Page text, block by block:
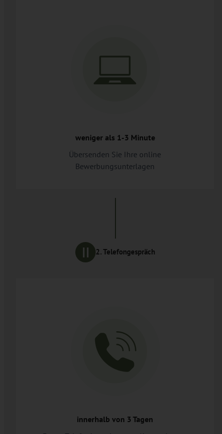
weniger als 1-3 Minute
Übersenden Sie Ihre online
Bewerbungsunterlagen
2. Telefongespräch
innerhalb von 3 Tagen